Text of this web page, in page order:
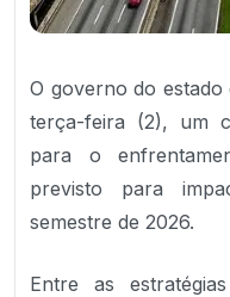
O governo do
terça-feira (2), um
para o
previsto para
semestre de 2026.
Entre as